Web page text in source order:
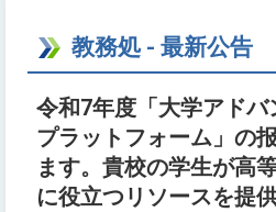
教務処 - 最新公告
令和7年度「大学アド
プラットフォーム」の
ます。貴校の学生が高
に役立つリソースを提